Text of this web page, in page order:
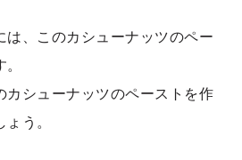
は、このカシューナッツのペー
カシューナッツのペーストを作
う。